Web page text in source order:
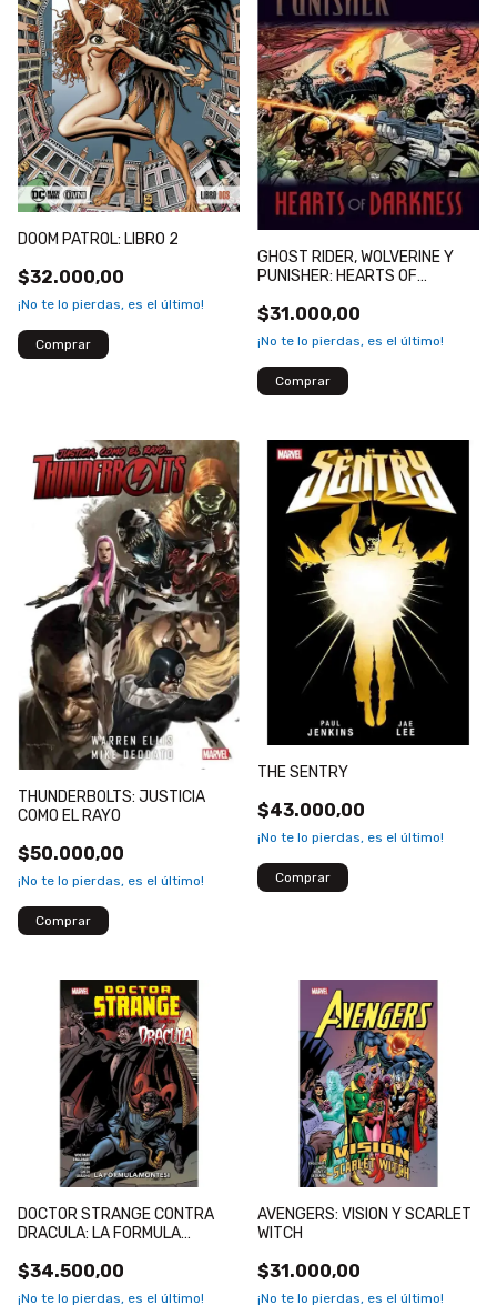
DOOM PATROL: LIBRO 2
$32.000,00
¡No te lo pierdas, es el último!
GHOST RIDER, WOLVERINE Y
PUNISHER: HEARTS OF
$31.000,00
¡No te lo pierdas, es el último!
THUNDERBOLTS: JUSTICIA
COMO EL RAYO
$50.000,00
¡No te lo pierdas, es el último!
THE SENTRY
$43.000,00
¡No te lo pierdas, es el último!
DOCTOR STRANGE CONTRA
DRACULA: LA FORMULA
$34.500,00
¡No te lo pierdas, es el último!
AVENGERS: VISION Y SCARLET
WITCH
$31.000,00
¡No te lo pierdas, es el último!